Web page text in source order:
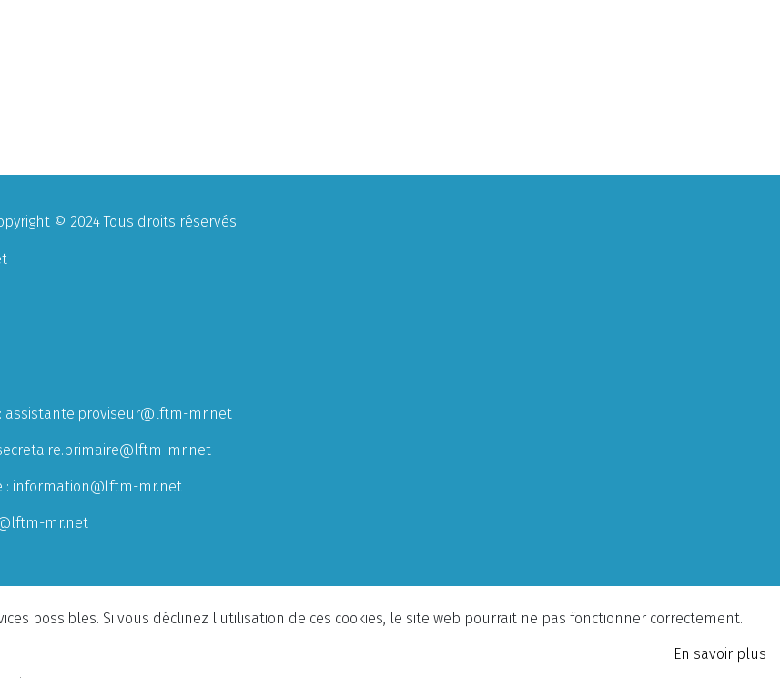
© 2024 Tous droits réservés
assistante.proviseur@lftm-mr.net
mr.net
: information@lftm-mr.net
mr.net
possibles. Si vous déclinez l'utilisation de ces cookies, le site web pourrait ne pas fonctionner correctement.
En savoir plus